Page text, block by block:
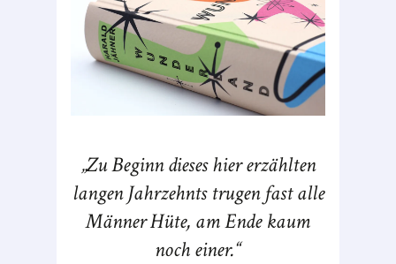
Zu Beginn dieses hier erzählten
langen Jahrzehnts trugen fast alle
Männer Hüte, am Ende kaum
noch einer.